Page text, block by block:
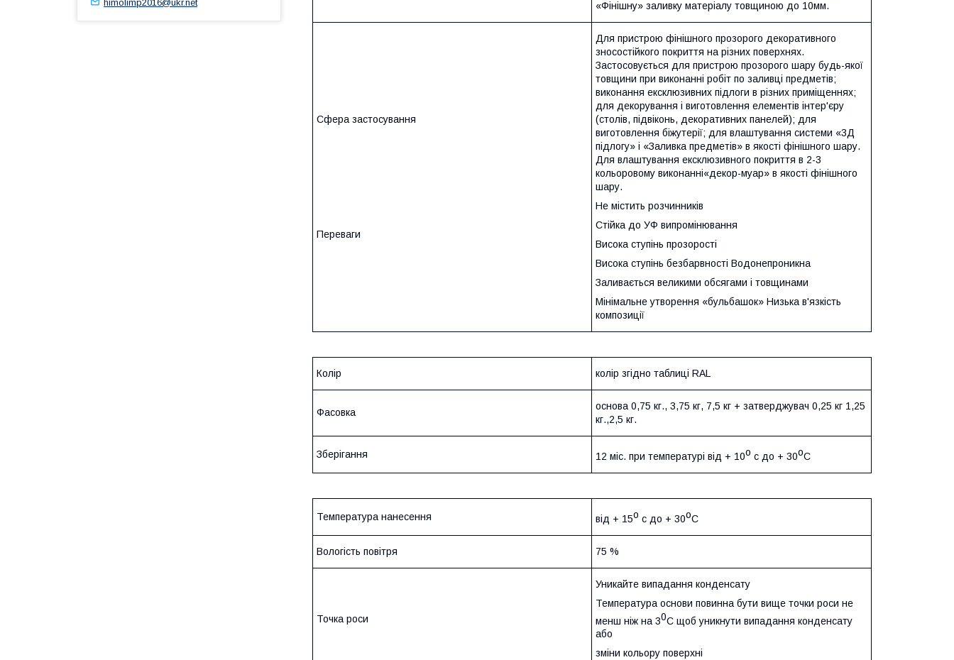
«Фінішну» заливку матеріалу товщиною до 10мм.
Сфера застосування
Переваги
Для пристрою фінішного прозорого декоративного
зносостійкого покриття на різних поверхнях.
Застосовується для пристрою прозорого шару будь-якої
товщини при виконанні робіт по заливці предметів;
виконання ексклюзивних підлоги в різних приміщеннях;
для декорування і виготовлення елементів інтер'єру
(столів, підвіконь, декоративних панелей); для
виготовлення біжутерії; для влаштування системи «3Д
підлогу» і «Заливка предметів» в якості фінішного шару.
Для влаштування ексклюзивного покриття в 2-3
кольоровому виконанні«декор-муар» в якості фінішного
шару.
Не містить розчинників
Стійка до УФ випромінювання
Висока ступінь прозорості
Висока ступінь безбарвності Водонепроникна
Заливається великими обсягами і товщинами
Мінімальне утворення «бульбашок» Низька в'язкість
композиції
Колір колір згідно таблиці RAL
Фасовка
основа 0,75 кг., 3,75 кг, 7,5 кг + затверджувач 0,25 кг 1,25
кг.,2,5 кг.
Зберігання 12 міс. при температурі від + 10о с до + 30оС
Температура нанесення від + 15о с до + 30оС
Вологість повітря 75 %
Точка роси
Уникайте випадання конденсату
Температура основи повинна бути вище точки роси не
менш ніж на 30С щоб уникнути випадання конденсату
або
зміни кольору поверхні